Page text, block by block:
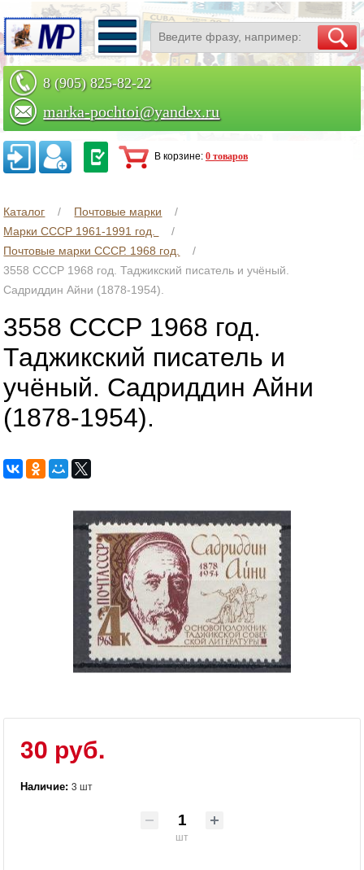
8 (905) 825-82-22
marka-pochtoi@yandex.ru
Заказать по телефону
В корзине: 0 товаров
Каталог
Почтовые марки
Марки СССР 1961-1991 год.
Почтовые марки СССР. 1968 год.
3558 СССР 1968 год. Таджикский писатель и учёный.
Садриддин Айни (1878-1954).
3558 СССР 1968 год.
Таджикский писатель и
учёный. Садриддин Айни
(1878-1954).
30 руб.
Наличие:3 шт
шт